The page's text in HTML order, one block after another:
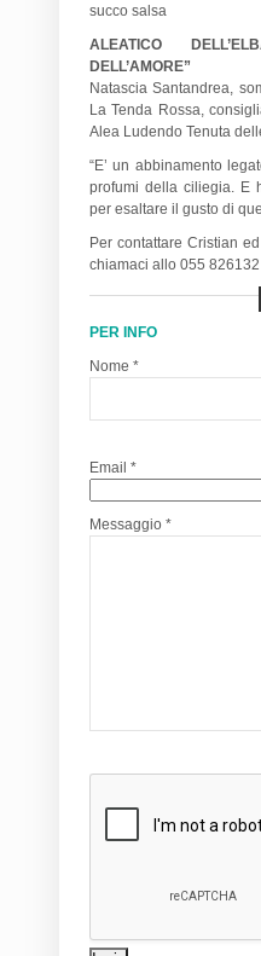
succo salsa
ALEATICO
DELL’AMORE”
Natascia Santandrea,
La Tenda Rossa,
Alea Ludendo Tenuta
“E’ un abbinamento
profumi della ciliegia. E
per esaltare il gusto di
Per contattare Cristian
chiamaci allo 055
PER INFO
Nome *
Email *
Messaggio *